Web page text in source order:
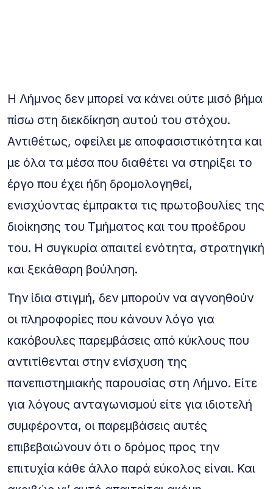
Η Λήμνος δεν μπορεί να κάνει ούτε μισό βήμα
πίσω στη διεκδίκηση αυτού του στόχου.
Αντιθέτως, οφείλει με αποφασιστικότητα και
με όλα τα μέσα που διαθέτει να στηρίξει το
έργο που έχει ήδη δρομολογηθεί,
ενισχύοντας έμπρακτα τις πρωτοβουλίες της
διοίκησης του Τμήματος και του προέδρου
του. Η συγκυρία απαιτεί ενότητα, στρατηγική
και ξεκάθαρη βούληση.
Την ίδια στιγμή, δεν μπορούν να αγνοηθούν
οι πληροφορίες που κάνουν λόγο για
κακόβουλες παρεμβάσεις από κύκλους που
αντιτίθενται στην ενίσχυση της
πανεπιστημιακής παρουσίας στη Λήμνο. Είτε
για λόγους ανταγωνισμού είτε για ιδιοτελή
συμφέροντα, οι παρεμβάσεις αυτές
επιβεβαιώνουν ότι ο δρόμος προς την
επιτυχία κάθε άλλο παρά εύκολος είναι. Και